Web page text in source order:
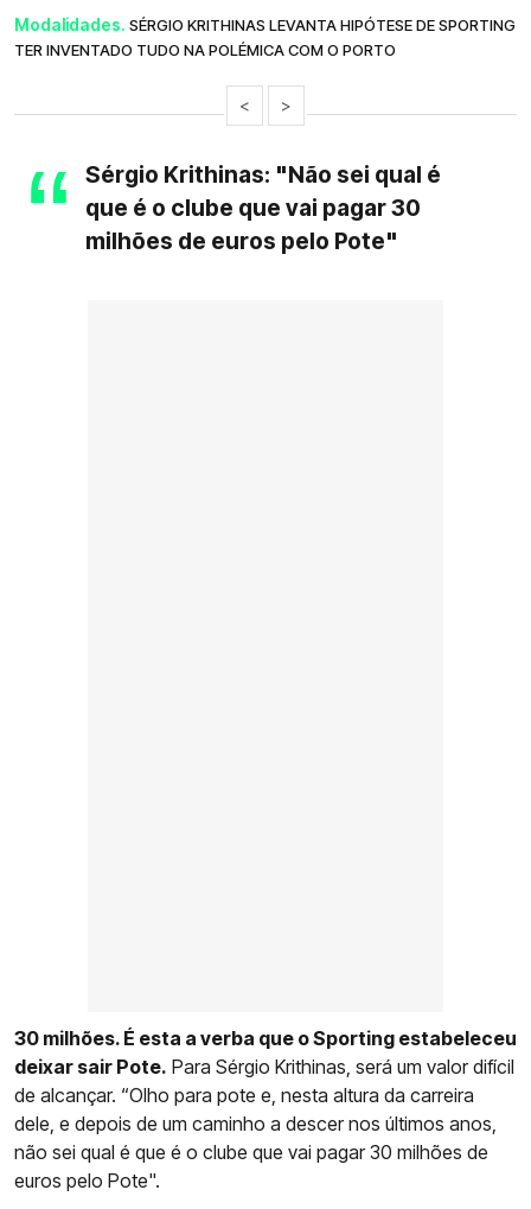
Modalidades. SÉRGIO KRITHINAS LEVANTA HIPÓTESE DE SPORTING
TER INVENTADO TUDO NA POLÉMICA COM O PORTO
< >
Sérgio Krithinas: "Não sei qual é
que é o clube que vai pagar 30
milhões de euros pelo Pote"
30 milhões. É esta a verba que o Sporting estabeleceu
deixar sair Pote. Para Sérgio Krithinas, será um valor difícil
de alcançar. “Olho para pote e, nesta altura da carreira
dele, e depois de um caminho a descer nos últimos anos,
não sei qual é que é o clube que vai pagar 30 milhões de
euros pelo Pote".